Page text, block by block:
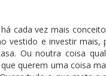
cada vez mais
vestido e investir
Ou noutra coisa
querem uma coisa